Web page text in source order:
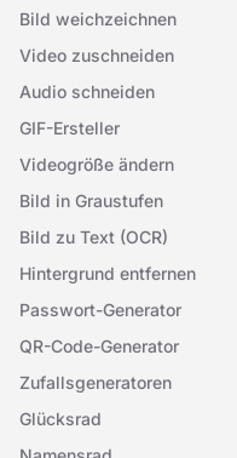
Bild weichzeichnen
Video zuschneiden
Audio schneiden
GIF-Ersteller
Videogröße ändern
Bild in Graustufen
Bild zu Text (OCR)
Hintergrund entfernen
Passwort-Generator
QR-Code-Generator
Zufallsgeneratoren
Glücksrad